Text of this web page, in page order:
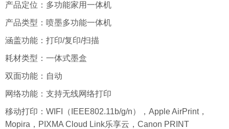
产品定位：多功能家用一体机
产品类型：喷墨多功能一体机
涵盖功能：打印/复印/扫描
耗材类型：一体式墨盒
双面功能：自动
网络功能：支持无线网络打印
移动打印：WIFI（IEEE802.11b/g/n），Apple AirPrint，
Mopira，PIXMA Cloud Link乐享云，Canon PRINT